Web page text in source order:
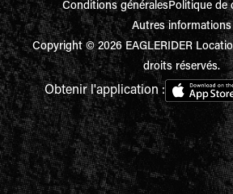
Conditions généralesPolitique de
Autres informations
Copyright © 2026 EAGLERIDER
droits réservés.
Obtenir l'application :